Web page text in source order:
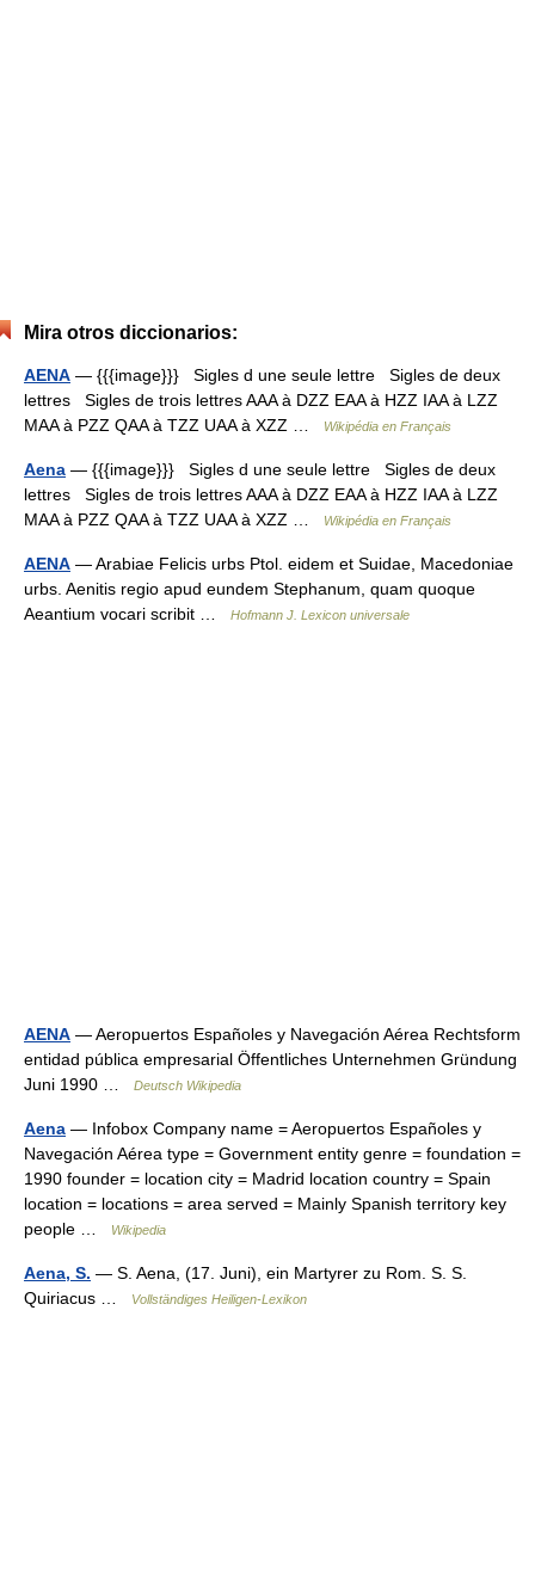
Mira otros diccionarios:
AENA — {{{image}}} Sigles d une seule lettre Sigles de deux
lettres Sigles de trois lettres AAA à DZZ EAA à HZZ IAA à LZZ
MAA à PZZ QAA à TZZ UAA à XZZ …
Wikipédia en Français
Aena — {{{image}}} Sigles d une seule lettre Sigles de deux
lettres Sigles de trois lettres AAA à DZZ EAA à HZZ IAA à LZZ
MAA à PZZ QAA à TZZ UAA à XZZ …
Wikipédia en Français
AENA — Arabiae Felicis urbs Ptol. eidem et Suidae, Macedoniae
urbs. Aenitis regio apud eundem Stephanum, quam quoque
Aeantium vocari scribit …
Hofmann J. Lexicon universale
AENA — Aeropuertos Españoles y Navegación Aérea Rechtsform
entidad pública empresarial Öffentliches Unternehmen Gründung
Juni 1990 …
Deutsch Wikipedia
Aena — Infobox Company name = Aeropuertos Españoles y
Navegación Aérea type = Government entity genre = foundation =
1990 founder = location city = Madrid location country = Spain
location = locations = area served = Mainly Spanish territory key
people …
Wikipedia
Aena, S. — S. Aena, (17. Juni), ein Martyrer zu Rom. S. S.
Quiriacus …
Vollständiges Heiligen-Lexikon